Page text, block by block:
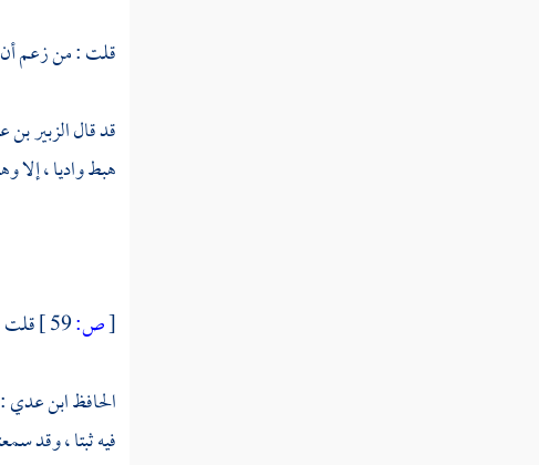
قلت : من زعم أن
قد قالالزبير
هبط واديا ، إلا
[ص: قلت
الحافظ ابن عدي
فيه ثبتا ، وقد